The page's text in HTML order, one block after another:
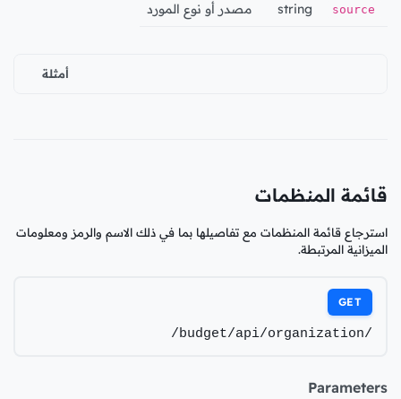
source
string مصدر أو نوع المورد
أمثلة
قائمة المنظمات
استرجاع قائمة المنظمات مع تفاصيلها بما في ذلك الاسم والرمز ومعلومات
الميزانية المرتبطة.
GET
/budget/api/organization/
Parameters